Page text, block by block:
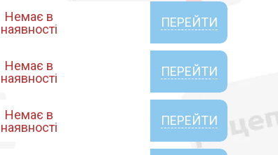
Немає в
наявності
ПЕРЕЙТИ
Немає в
наявності
ПЕРЕЙТИ
Немає в
наявності
ПЕРЕЙТИ